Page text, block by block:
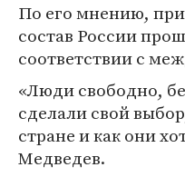
По его мнению,
состав России
соответствии с
«Люди свободно,
сделали свой
стране и как они
Медведев.